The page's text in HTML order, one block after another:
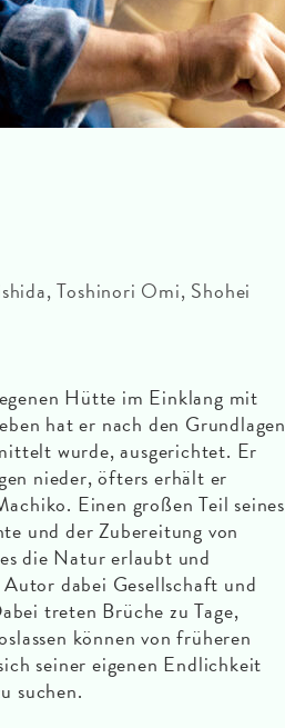
Toshinori Omi, Shohei
Hütte im Einklang mit
hat er nach den Grundlagen
wurde, ausgerichtet. Er
nieder, öfters erhält er
Einen großen Teil seines
und der Zubereitung von
die Natur erlaubt und
dabei Gesellschaft und
treten Brüche zu Tage,
können von früheren
seiner eigenen Endlichkeit
suchen.